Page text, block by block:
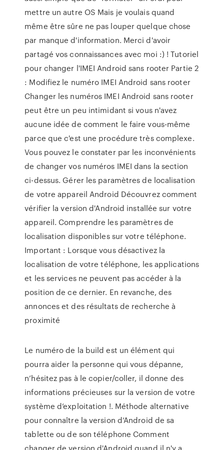
mettre un autre OS Mais je voulais quand
même être sûre ne pas louper quelque chose
par manque d'information. Merci d'avoir
partagé vos connaissances avec moi :) ! Tutoriel
pour changer l'IMEI Android sans rooter Partie 2
: Modifiez le numéro IMEI Android sans rooter
Changer les numéros IMEI Android sans rooter
peut être un peu intimidant si vous n'avez
aucune idée de comment le faire vous-même
parce que c'est une procédure très complexe.
Vous pouvez le constater par les inconvénients
de changer vos numéros IMEI dans la section
ci-dessus. Gérer les paramètres de localisation
de votre appareil Android Découvrez comment
vérifier la version d'Android installée sur votre
appareil. Comprendre les paramètres de
localisation disponibles sur votre téléphone.
Important : Lorsque vous désactivez la
localisation de votre téléphone, les applications
et les services ne peuvent pas accéder à la
position de ce dernier. En revanche, des
annonces et des résultats de recherche à
proximité
Le numéro de la build est un élément qui
pourra aider la personne qui vous dépanne,
n’hésitez pas à le copier/coller, il donne des
informations précieuses sur la version de votre
système d’exploitation !. Méthode alternative
pour connaître la version d’Android de sa
tablette ou de son téléphone Comment
changer de version d'Android quand il n'y a